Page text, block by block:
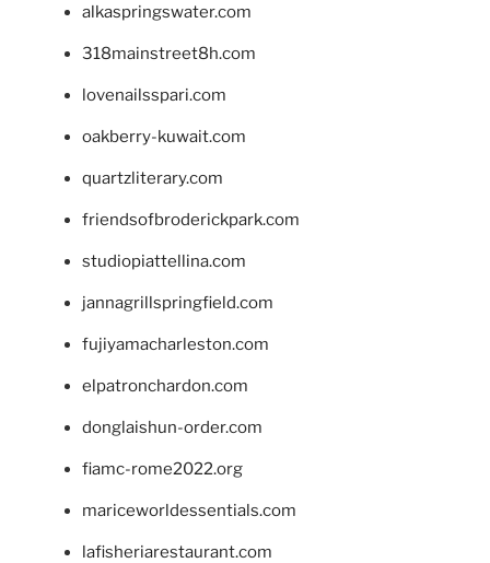
alkaspringswater.com
318mainstreet8h.com
lovenailsspari.com
oakberry-kuwait.com
quartzliterary.com
friendsofbroderickpark.com
studiopiattellina.com
jannagrillspringfield.com
fujiyamacharleston.com
elpatronchardon.com
donglaishun-order.com
fiamc-rome2022.org
mariceworldessentials.com
lafisheriarestaurant.com